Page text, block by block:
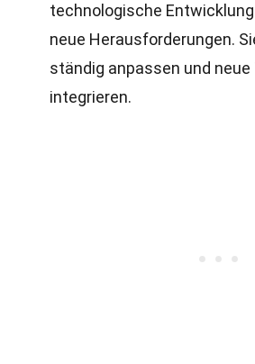
technologische
neue Herausforderungen.
ständig anpassen und
integrieren.